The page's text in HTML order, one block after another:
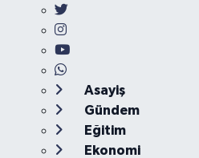
Asayiş
Gündem
Eğitim
Ekonomi